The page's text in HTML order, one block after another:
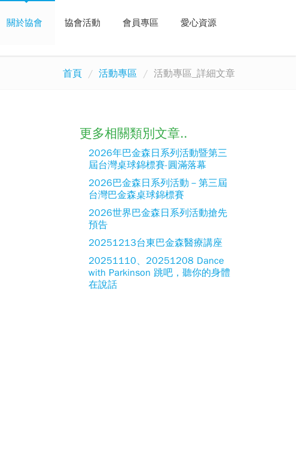
關於協會 協會活動 會員專區 愛心資源
首頁 活動專區 活動專區_詳細文章
更多相關類別文章..
2026年巴金森日系列活動暨第三
屆台灣桌球錦標賽-圓滿落幕
2026巴金森日系列活動－第三屆
台灣巴金森桌球錦標賽
2026世界巴金森日系列活動搶先
預告
20251213台東巴金森醫療講座
20251110、20251208 Dance
with Parkinson 跳吧，聽你的身體
在說話